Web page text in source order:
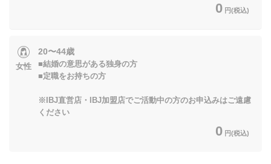
0 円(税込)
女性
20〜44歳
■結婚の意思がある独身の方
■定職をお持ちの方
※IBJ直営店・IBJ加盟店でご活動中の方のお申込みはご遠慮
ください
0 円(税込)